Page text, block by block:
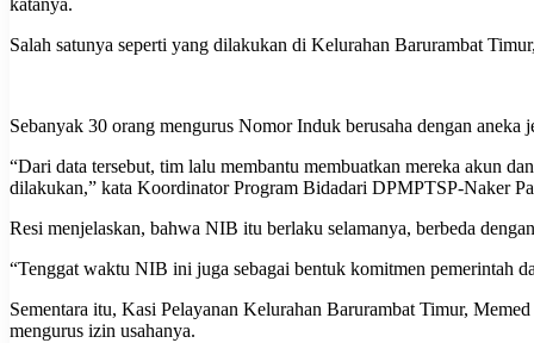
Salah satunya seperti yang dilakukan di Kelurahan Barurambat
Sebanyak 30 orang mengurus Nomor Induk berusaha dengan aneka
“Dari data tersebut, tim lalu membantu membuatkan mereka akun
dilakukan,” kata Koordinator Program Bidadari DPMPTSP-Naker
Resi menjelaskan, bahwa NIB itu berlaku selamanya, berbeda
“Tenggat waktu NIB ini juga sebagai bentuk komitmen pemerintah
Sementara itu, Kasi Pelayanan Kelurahan Barurambat Timur,
mengurus izin usahanya.